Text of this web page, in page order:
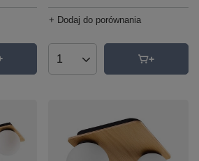
+ Dodaj do porównania
Ilość produktów